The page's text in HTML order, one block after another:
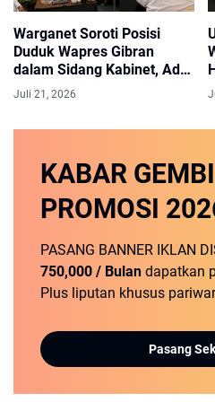
Warganet Soroti Posisi
Duduk Wapres Gibran
dalam Sidang Kabinet, Ada
Apa?
Juli 21, 2026
KABAR
PROMOSI
PASANG BANNER IKLAN
750,000 / Bulan dapatkan
Plus liputan khusus
Pasang